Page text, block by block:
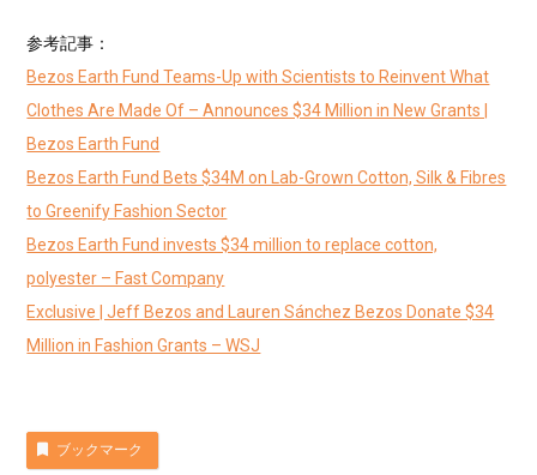
参考記事：
Bezos Earth Fund Teams-Up with Scientists to Reinvent What
Clothes Are Made Of – Announces $34 Million in New Grants |
Bezos Earth Fund
Bezos Earth Fund Bets $34M on Lab-Grown Cotton, Silk & Fibres
to Greenify Fashion Sector
Bezos Earth Fund invests $34 million to replace cotton,
polyester – Fast Company
Exclusive | Jeff Bezos and Lauren Sánchez Bezos Donate $34
Million in Fashion Grants – WSJ
ブックマーク